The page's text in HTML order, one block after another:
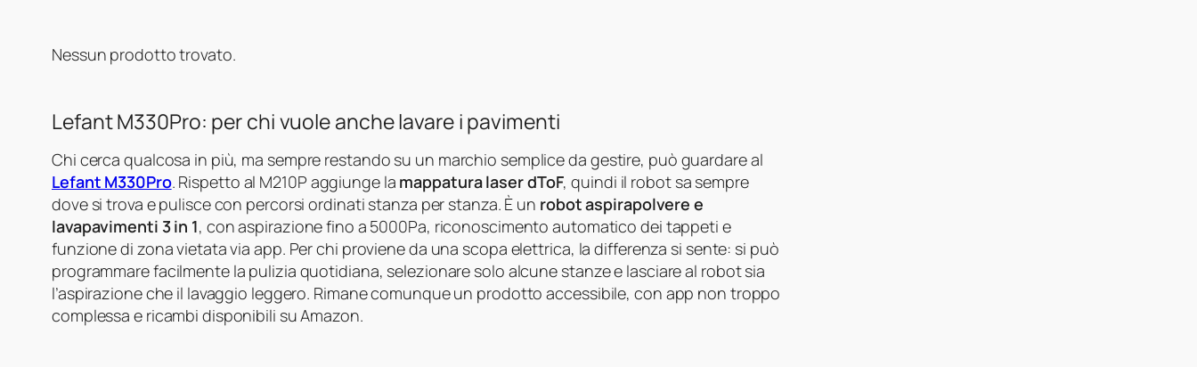
Nessun prodotto trovato.
Lefant M330Pro: per chi vuole anche lavare i pavimenti
Chi cerca qualcosa in più, ma sempre restando su un marchio semplice da gestire, può guardare al
Lefant M330Pro. Rispetto al M210P aggiunge la mappatura laser dToF, quindi il robot sa sempre
dove si trova e pulisce con percorsi ordinati stanza per stanza. È un robot aspirapolvere e
lavapavimenti 3 in 1, con aspirazione fino a 5000Pa, riconoscimento automatico dei tappeti e
funzione di zona vietata via app. Per chi proviene da una scopa elettrica, la differenza si sente: si può
programmare facilmente la pulizia quotidiana, selezionare solo alcune stanze e lasciare al robot sia
l’aspirazione che il lavaggio leggero. Rimane comunque un prodotto accessibile, con app non troppo
complessa e ricambi disponibili su Amazon.